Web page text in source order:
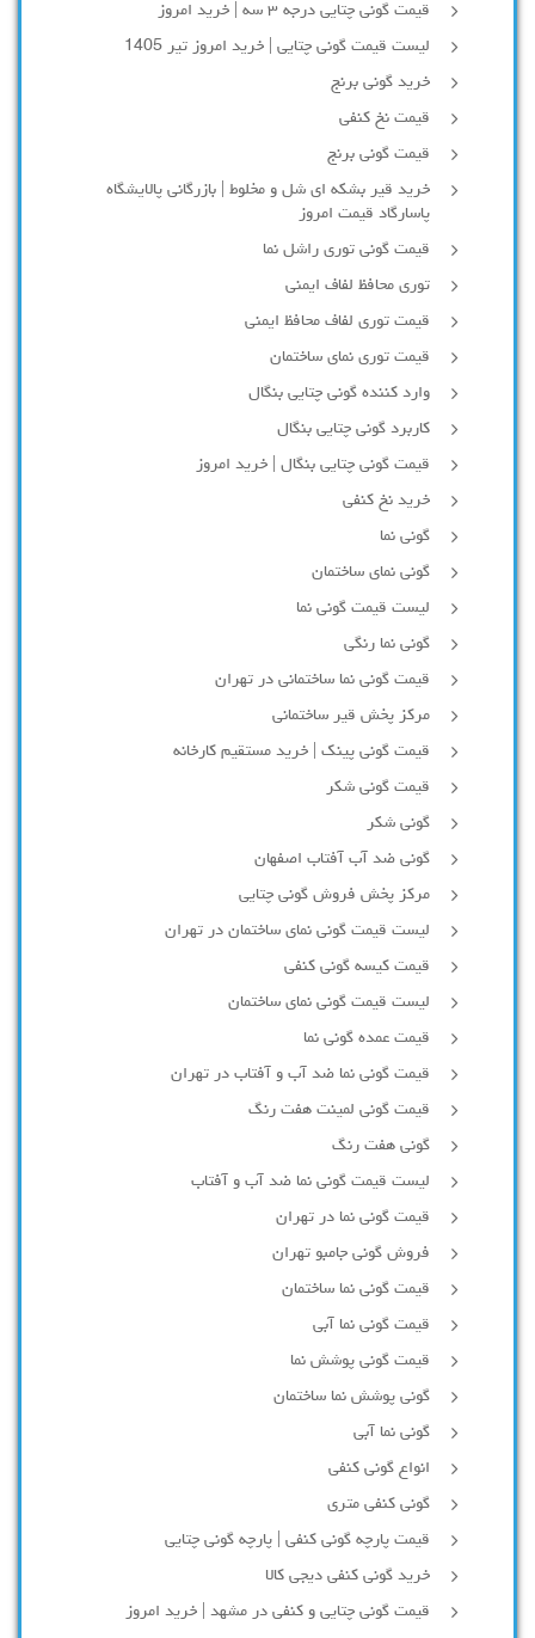
قیمت گونی چتایی درجه ۳ سه | خرید امروز
لیست قیمت گونی چتایی | خرید امروز تیر 1405
خرید گونی برنج
قیمت نخ کنفی
قیمت گونی برنج
خرید قیر بشکه ای شل و مخلوط | بازرگانی پالایشگاه
پاسارگاد قیمت امروز
قیمت گونی توری راشل نما
توری محافظ لفاف ایمنی
قیمت توری لفاف محافظ ایمنی
قیمت توری نمای ساختمان
وارد کننده گونی چتایی بنگال
کاربرد گونی چتایی بنگال
قیمت گونی چتایی بنگال | خرید امروز
خرید نخ کنفی
گونی نما
گونی نمای ساختمان
لیست قیمت گونی نما
گونی نما رنگی
قیمت گونی نما ساختمانی در تهران
مرکز پخش قیر ساختمانی
قیمت گونی پینک | خرید مستقیم کارخانه
قیمت گونی شکر
گونی شکر
گونی ضد آب آفتاب اصفهان
مرکز پخش فروش گونی چتایی
لیست قیمت گونی نمای ساختمان در تهران
قیمت کیسه گونی کنفی
لیست قیمت گونی نمای ساختمان
قیمت عمده گونی نما
قیمت گونی نما ضد آب و آفتاب در تهران
قیمت گونی لمینت هفت رنگ
گونی هفت رنگ
لیست قیمت گونی نما ضد آب و آفتاب
قیمت گونی نما در تهران
فروش گونی جامبو تهران
قیمت گونی نما ساختمان
قیمت گونی نما آبی
قیمت گونی پوشش نما
گونی پوشش نما ساختمان
گونی نما آبی
انواع گونی کنفی
گونی کنفی متری
قیمت پارچه گونی کنفی | پارچه گونی چتایی
خرید گونی کنفی دیجی کالا
قیمت گونی چتایی و کنفی در مشهد | خرید امروز